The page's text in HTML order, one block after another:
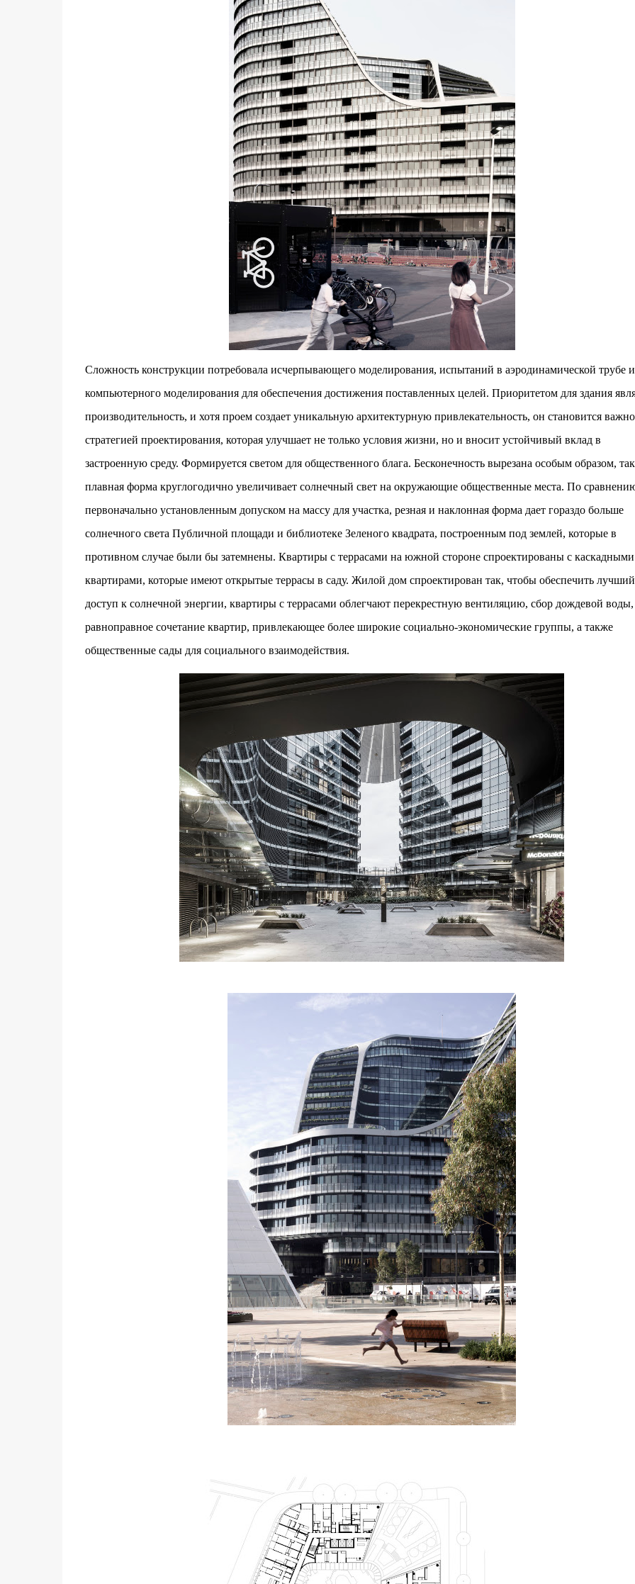
Сложность конструкции потребовала исчерпывающего моделирования, испытаний в аэродинамической трубе и
компьютерного моделирования для обеспечения достижения поставленных целей. Приоритетом для здания
производительность, и хотя проем создает уникальную архитектурную привлекательность, он становится
стратегией проектирования, которая улучшает не только условия жизни, но и вносит устойчивый вклад в
застроенную среду. Формируется светом для общественного блага. Бесконечность вырезана особым образом,
плавная форма круглогодично увеличивает солнечный свет на окружающие общественные места. По
первоначально установленным допуском на массу для участка, резная и наклонная форма дает гораздо больше
солнечного света Публичной площади и библиотеке Зеленого квадрата, построенным под землей, которые в
противном случае были бы затемнены. Квартиры с террасами на южной стороне спроектированы с каскадными
квартирами, которые имеют открытые террасы в саду. Жилой дом спроектирован так, чтобы обеспечить лучший
доступ к солнечной энергии, квартиры с террасами облегчают перекрестную вентиляцию, сбор дождевой воды,
равноправное сочетание квартир, привлекающее более широкие социально-экономические группы, а также
общественные сады для социального взаимодействия.